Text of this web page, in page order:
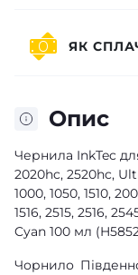
Опис
Чернила InkTec
2020hc, 2520hc,
1000, 1050, 1510,
1516, 2515, 2516,
Cyan 100 мл
Чорнило
ЯК